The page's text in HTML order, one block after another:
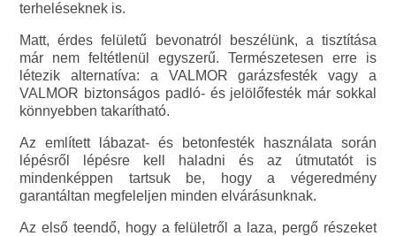
terheléseknek is.
Matt, érdes felületű bevonatról beszélünk, a tisztítása
már nem feltétlenül egyszerű. Természetesen erre is
létezik alternatíva: a VALMOR garázsfesték vagy a
VALMOR biztonságos padló- és jelölőfesték már sokkal
könnyebben takarítható.
Az említett lábazat- és betonfesték használata során
lépésről lépésre kell haladni és az útmutatót is
mindenképpen tartsuk be, hogy a végeredmény
garantáltan megfeleljen minden elvárásunknak.
Az első teendő, hogy a felületről a laza, pergő részeket